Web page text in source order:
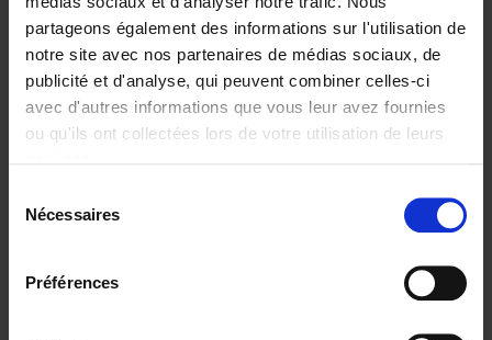
partageons également des informations sur l'utilisation de
notre site avec nos partenaires de médias sociaux, de
publicité et d'analyse, qui peuvent combiner celles-ci
avec d'autres informations que vous leur avez fournies
ou qu'ils ont collectées lors de votre utilisation de leurs
Nécessaires
Préférences
Jochen Roef Jozefien De Feyter
Carolien Boom
Couverture souple
2025 200
€29,99
Digital marketing like a PRO -
completely revised edition (EN)